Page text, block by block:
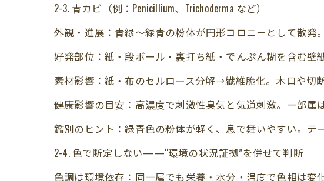
2-3. 青カビ（例：Penicillium、Trichoderma など）
外観・進展：青緑～緑青の粉体が円形コロニーとして散発
好発部位：紙・段ボール・裏打ち紙・でんぷん糊を含む壁
素材影響：紙・布のセルロース分解→繊維脆化。木口や切
健康影響の目安：高濃度で刺激性臭気と気道刺激。一部属
鑑別のヒント：緑青色の粉体が軽く、息で舞いやすい。テ
2-4. 色で断定しない——“環境の状況証拠”を併せて判断
色調は環境依存：同一属でも栄養・水分・温度で色相は変